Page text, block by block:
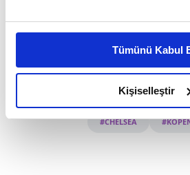
Bu çerezlere izin vermeniz halinde
daha iyi reklam deneyimi
amacımızın size daha iyi bir
olduğunu ve sizlere en iyi içerikleri
elimizden gelen çabayı
reklamların maliyetlerimizi
Tümünü Kabul
Kişiselleştir
#CERCLE BRUGGE #CELJE
#DJURGARDEN #REAL BETİS
#LEGİA
#CHELSEA